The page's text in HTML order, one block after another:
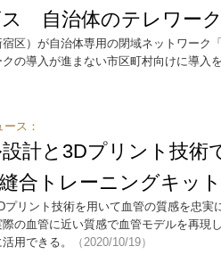
自治体のテレワー
区）が自治体専用の閉域ネットワーク
の導入が進まない市区町村向けに導入
ス：
計と3Dプリント技術
合トレーニングキット
プリント技術を用いて血管の質感を忠実
の血管に近い質感で血管モデルを再現
用できる。
（2020/10/19）